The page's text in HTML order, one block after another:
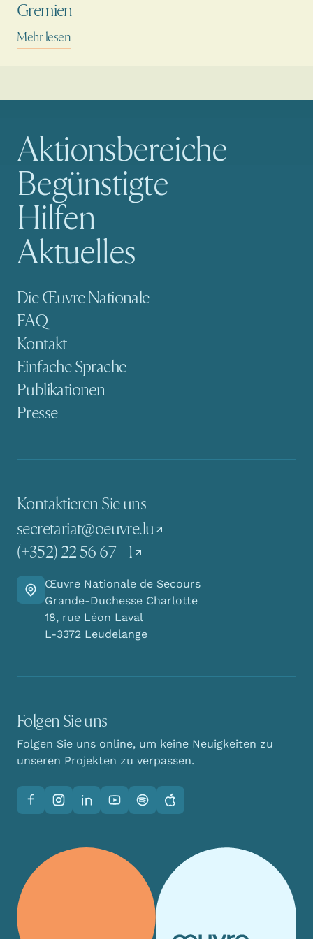
Gremien
Mehr lesen
Hauptnavigation
Aktionsbereiche
Begünstigte
Hilfen
Aktuelles
Sekundäre Navigation
Die Œuvre Nationale
FAQ
Kontakt
Einfache Sprache
Publikationen
Presse
Kontaktieren Sie uns
secretariat@oeuvre.lu
(+352) 22 56 67 - 1
Finden Sie den Weg zu uns
Œuvre Nationale de Secours
Grande-Duchesse Charlotte
18, rue Léon Laval
L-3372 Leudelange
Folgen Sie uns
Folgen Sie uns online, um keine Neuigkeiten zu
unseren Projekten zu verpassen.
FacebookInstagramLinkedInYouTubeSpotifyApple